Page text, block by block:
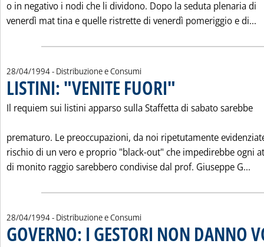
o in negativo i nodi che li dividono. Dopo la seduta plenaria di
venerdì mat tina e quelle ristrette di venerdì pomeriggio e di...
28/04/1994- Distribuzione e Consumi
LISTINI: "VENITE FUORI"
Il requiem sui listini apparso sulla Staffetta di sabato sarebbe
prematuro. Le preoccupazioni, da noi ripetutamente
rischio di un vero e proprio "black-out" che impedirebbe ogni
di monito raggio sarebbero condivise dal prof. Giuseppe G...
28/04/1994- Distribuzione e Consumi
GOVERNO: I GESTORI NON DANNO